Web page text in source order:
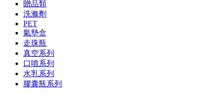
贈品類
洗滌劑
PET
氣墊盒
走珠瓶
真空系列
口噴系列
水乳系列
膠囊瓶系列